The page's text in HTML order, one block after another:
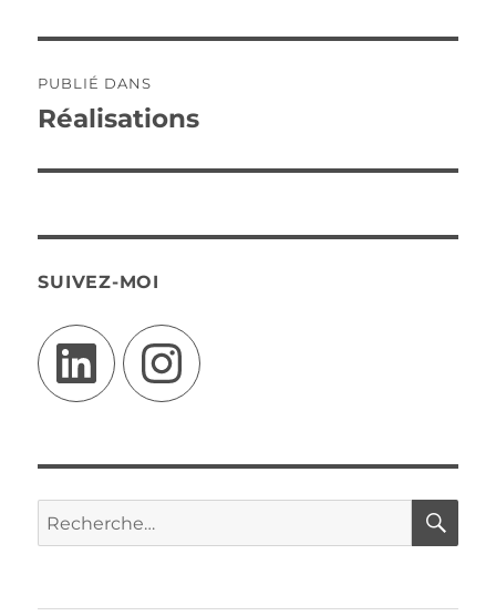
de
PUBLIÉ DANS
Réalisations
SUIVEZ-MOI
LinkedIn Instagram
Recherche
pour :